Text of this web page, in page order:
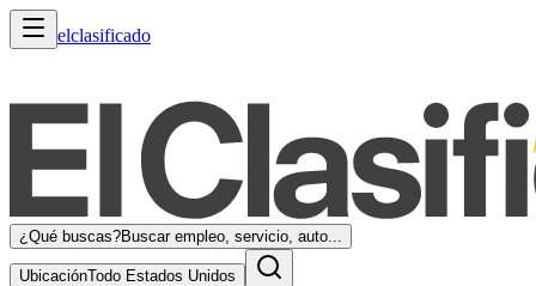
elclasificado
¿Qué buscas?Buscar empleo, servicio, auto...
UbicaciónTodo Estados Unidos